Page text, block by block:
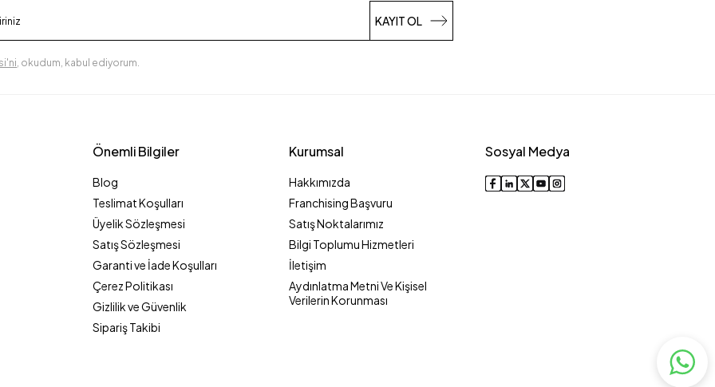
KAYIT OL
, okudum, kabul ediyorum.
Önemli Bilgiler
Blog
Teslimat Koşulları
Üyelik Sözleşmesi
Satış Sözleşmesi
Garanti ve İade Koşulları
Çerez Politikası
Gizlilik ve Güvenlik
Sipariş Takibi
Kurumsal
Hakkımızda
Franchising Başvuru
Satış Noktalarımız
Bilgi Toplumu Hizmetleri
İletişim
Aydınlatma Metni Ve Kişisel
Verilerin Korunması
Sosyal Medya